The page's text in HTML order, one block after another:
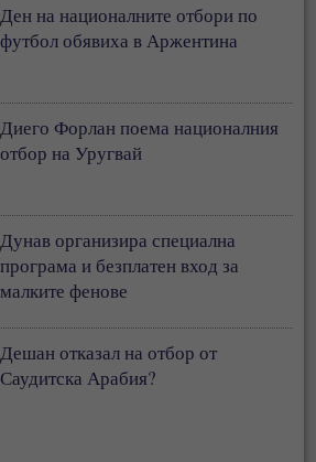
Ден на националните отбори по
футбол обявиха в Аржентина
Диего Форлан поема националния
отбор на Уругвай
Дунав организира специална
програма и безплатен вход за
малките фенове
Дешан отказал на отбор от
Саудитска Арабия?